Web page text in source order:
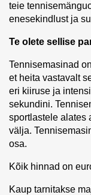
teie
enesekindlust ja
Te olete sellise
Tennisemasinad
et heita vastavalt
eri kiiruse ja
sekundini.
sportlastele alates
välja.
osa.
Kõik hinnad on
Kaup tarnitakse